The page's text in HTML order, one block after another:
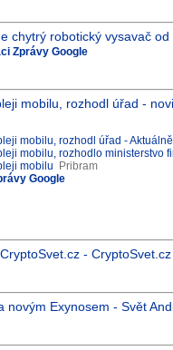
chytrý robotický vysavač od
Zprávy Google
mobilu, rozhodl úřad -
mobilu, rozhodl úřad -
mobilu, rozhodlo ministerstvo
mobilu
Pribram
Google
- CryptoSvet.cz
Exynosem - Svět